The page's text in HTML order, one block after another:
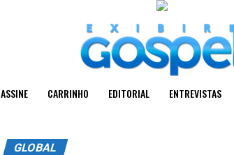
ASSINE CARRINHO EDITORIAL ENTREVISTAS
GLOBAL